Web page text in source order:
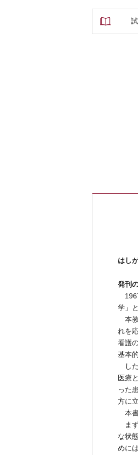
はし
発刊
学」
本教
れを
看護
基本
した
医療
った
方に
本書
まず
な状
めに